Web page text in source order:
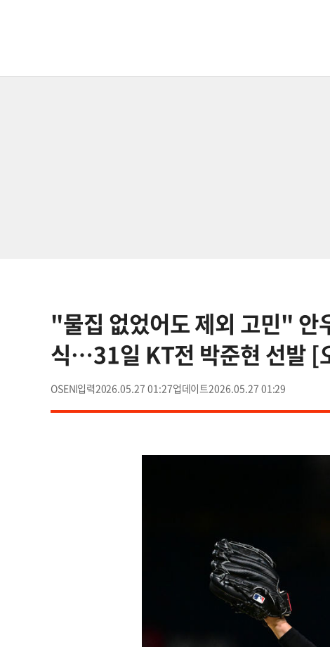
"물집 없었어도 제외 고민" 안
식…31일 KT전 박준현 선발 [
OSEN 2026.05.27 01:27 2026.05.27 01:29